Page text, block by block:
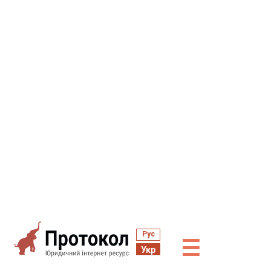
Рус
Укр ☰